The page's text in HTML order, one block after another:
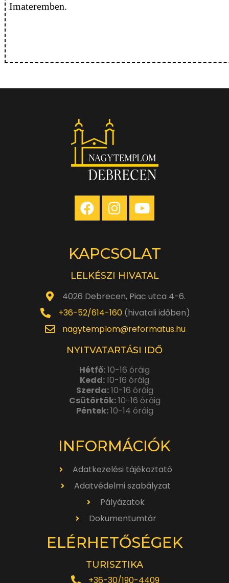
Imateremben.
KAPCSOLAT
LELKÉSZI HIVATAL
4026 Debrecen, Piac utca 4-6.
+36-52/614-160(hivatali időben)
nagytemplom@reformatus.hu
NYITVATARTÁSI IDŐ
Hétfő:10-16 óráig
Kedd:10-16 óráig
Szerda:10-16 óráig
Csütörtök:10-16 óráig
Péntek:10-14 óráig
INFORMÁCIÓK
Adatkezelési tájékoztató
Adatvédelmi szabályzat
Pályázatok
Dokumentumtár
ELÉRHETŐSÉGEK
TURISZTIKA
+36-30/190-4409